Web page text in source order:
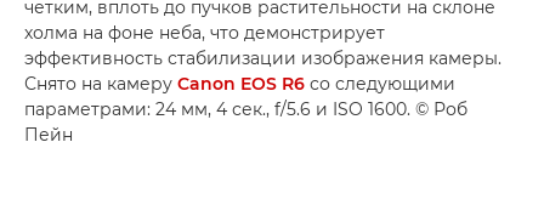
четким, вплоть до пучков растительности на склоне
холма на фоне неба, что демонстрирует
эффективность стабилизации изображения камеры.
Снято на камеру Canon EOS R6 со следующими
параметрами: 24 мм, 4 сек., f/5.6 и ISO 1600. © Роб
Пейн